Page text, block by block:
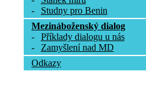
-
Studny pro Benin
Mezináboženský dialog
-
Příklady dialogu u nás
-
Zamyšlení nad MD
Odkazy